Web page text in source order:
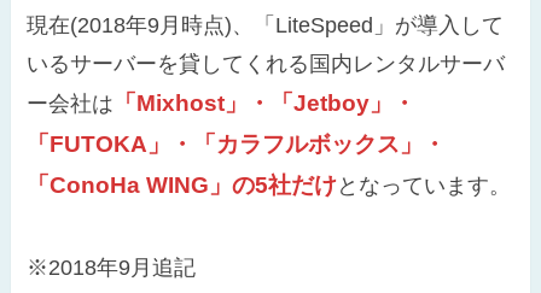
現在(2018年9月時点)、「LiteSpeed」が導入して
いるサーバーを貸してくれる国内レンタルサーバ
ー会社は 「Mixhost」・「Jetboy」・
「FUTOKA」・「カラフルボックス」・
「ConoHa WING」の5社だけとなっています。
※2018年9月追記